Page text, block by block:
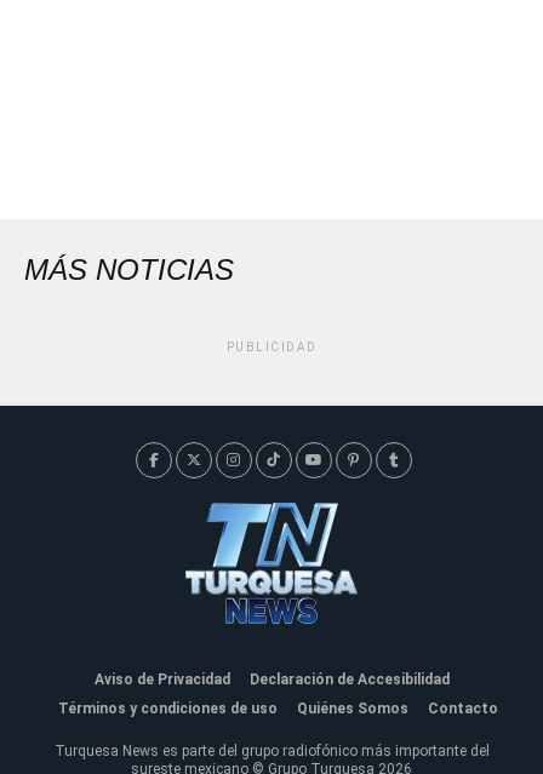
MÁS NOTICIAS
PUBLICIDAD
Aviso de Privacidad
Declaración de Accesibilidad
Términos y condiciones de uso
Quiénes Somos Contacto
Turquesa News es parte del grupo radiofónico más importante del
sureste mexicano © Grupo Turquesa 2026